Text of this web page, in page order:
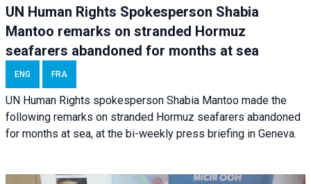
UN Human Rights Spokesperson Shabia
Mantoo remarks on stranded Hormuz
seafarers abandoned for months at sea
ENG FRA
UN Human Rights spokesperson Shabia Mantoo made the
following remarks on stranded Hormuz seafarers abandoned
for months at sea, at the bi-weekly press briefing in Geneva.